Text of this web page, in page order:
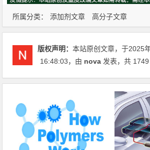
所属分类： 添加剂文章 高分子文章
版权声明：本站原创文章，于2025
16:48:03，由 nova 发表，共 1749